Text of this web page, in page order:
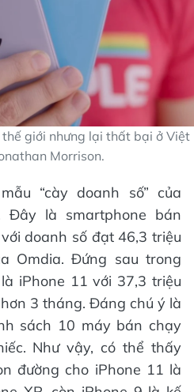
giới nhưng lại thất bại ở Việt
Morrison.
“cày doanh số” của
Đây là smartphone bán
doanh số đạt 46,3 triệu
Omdia. Đứng sau trong
iPhone 11 với 37,3 triệu
3 tháng. Đáng chú ý là
sách 10 máy bán chạy
Như vậy, có thể thấy
đường cho iPhone 11 là